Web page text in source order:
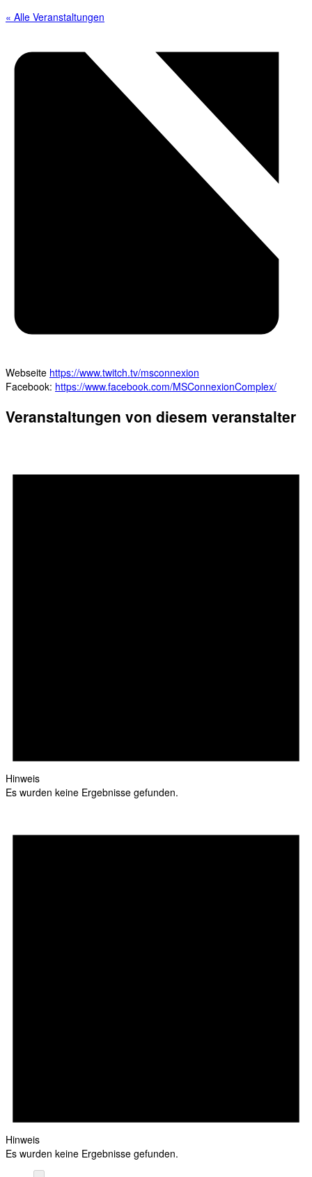
« Alle Veranstaltungen
Webseite https://www.twitch.tv/msconnexion
Facebook: https://www.facebook.com/MSConnexionComplex/
Veranstaltungen von diesem veranstalter
Hinweis
Es wurden keine Ergebnisse gefunden.
Hinweis
Es wurden keine Ergebnisse gefunden.